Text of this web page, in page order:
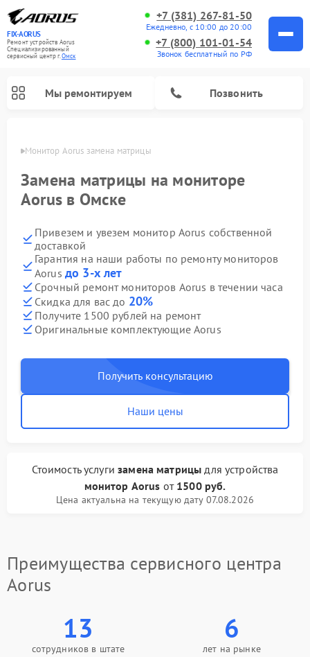
FIX-AORUS
Ремонт устройств Aorus
Специализированный
cервисный центр г.Омск
+7 (381) 267-81-50
Ежедневно, с 10:00 до 20:00
+7 (800) 101-01-54
Звонок бесплатный по РФ
Мы ремонтируем Позвонить
Монитор Aorus замена матрицы
Замена матрицы на мониторе
Aorus в Омске
Привезем и увезем монитор Aorus собственной
доставкой
Гарантия на наши работы по ремонту мониторов
Aorus до 3-х лет
Срочный ремонт мониторов Aorus в течении часа
Скидка для вас до 20%
Получите 1500 рублей на ремонт
Оригинальные комплектующие Aorus
Получить консультацию
Наши цены
Стоимость услугизамена матрицы для устройства
монитор Aorus от 1500 руб.
Цена актуальна на текущую дату 07.08.2026
Преимущества сервисного центра
Aorus
13
сотрудников в штате
6
лет на рынке